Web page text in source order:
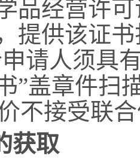
品经营许
提供该证
请人须具
”盖章件扫
不接受联
获取